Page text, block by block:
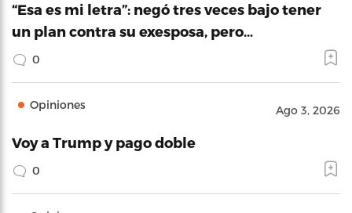
“Esa es mi letra”: negó tres veces bajo tener
un plan contra su exesposa, pero…
0
Opiniones Ago 3, 2026
Voy a Trump y pago doble
0